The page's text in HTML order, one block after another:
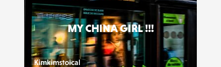
MY CHINA GIRL !!!
Kimkimstoical